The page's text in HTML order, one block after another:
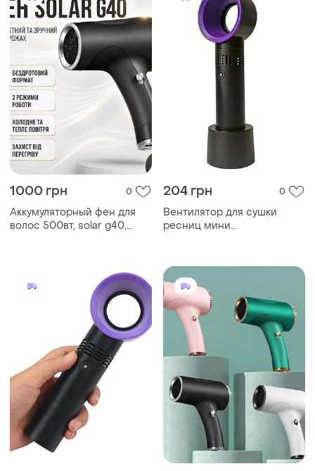
1000 грн 0
Аккумуляторный фен для
волос 500вт, solar g40,
204 грн 0
Вентилятор для сушки
ресниц мини
с аккумулятором 2000 mah